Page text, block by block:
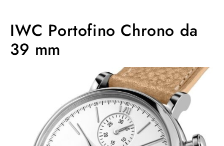
IWC Portofino Chrono da
39 mm